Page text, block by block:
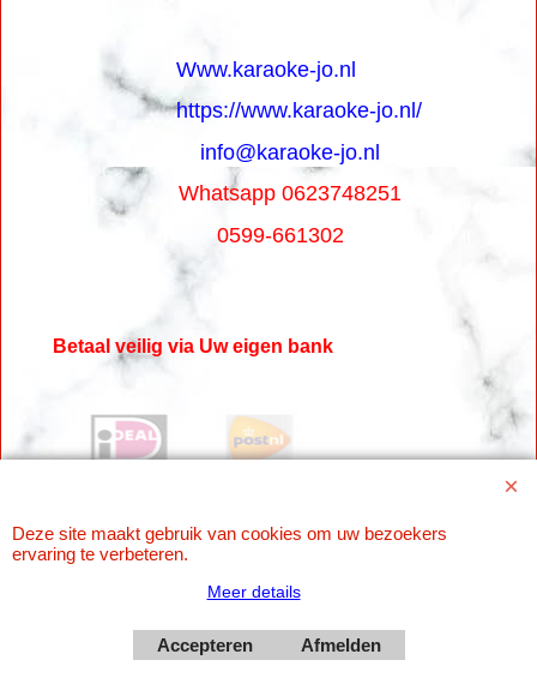
Www.karaoke-jo.nl
https://www.karaoke-jo.nl/
info@karaoke-jo.nl
Whatsapp 0623748251
0599-661302
Betaal veilig via Uw eigen bank
Webwinkel gemaakt met
ShopFactory webwinkel
software.
Deze site maakt gebruik van cookies om uw bezoekers
ervaring te verbeteren.
Meer details
Accepteren Afmelden